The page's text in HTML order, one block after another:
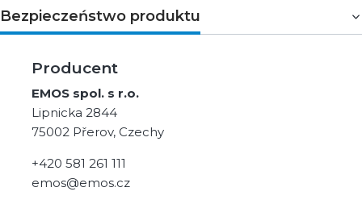
Bezpieczeństwo produktu
Producent
EMOS spol. s r.o.
Lipnicka 2844
75002 Přerov, Czechy
+420 581 261 111
emos@emos.cz